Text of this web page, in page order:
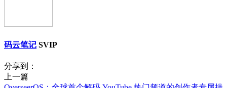
码云笔记 SVIP
分享到：
上一篇